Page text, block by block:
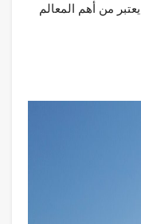
من أهم المعالم